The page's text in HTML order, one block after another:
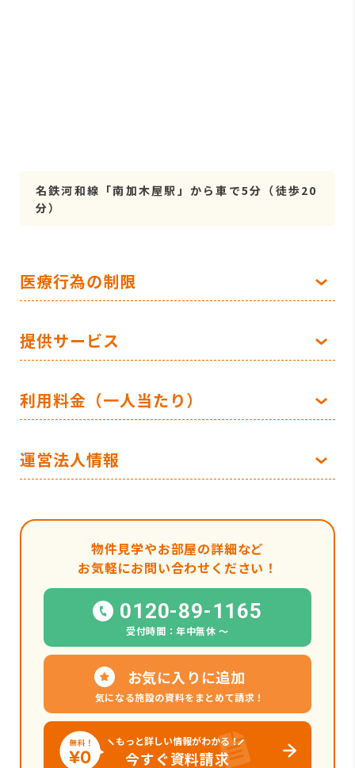
名鉄河和線「南加木屋駅」から車で5分（徒歩20
分）
医療行為の制限
提供サービス
利用料金（一人当たり）
運営法人情報
物件見学やお部屋の詳細など
お気軽にお問い合わせください！
0120-89-1165
受付時間：年中無休 〜
お気に入りに追加
気になる施設の資料をまとめて請求！
もっと詳しい情報がわかる！
今すぐ資料請求